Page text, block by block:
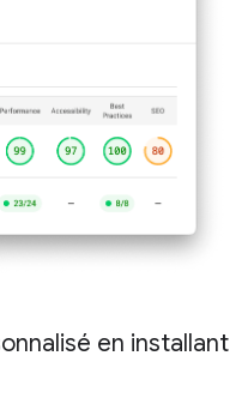
en installant